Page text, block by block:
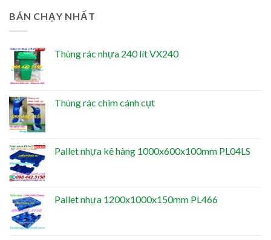
BÁN CHẠY NHẤT
Thùng rác nhựa 240 lít VX240
Thùng rác chim cánh cụt
Pallet nhựa kê hàng 1000x600x100mm PL04LS
Pallet nhựa 1200x1000x150mm PL466